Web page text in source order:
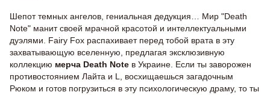
Шепот темных ангелов, гениальная дедукция… Мир "Death
Note" манит своей мрачной красотой и интеллектуальными
дуэлями. Fairy Fox распахивает перед тобой врата в эту
захватывающую вселенную, предлагая эксклюзивную
коллекцию мерча Death Note в Украине. Если ты заворожен
противостоянием Лайта и L, восхищаешься загадочным
Рюком и готов погрузиться в эту психологическую драму, то ты